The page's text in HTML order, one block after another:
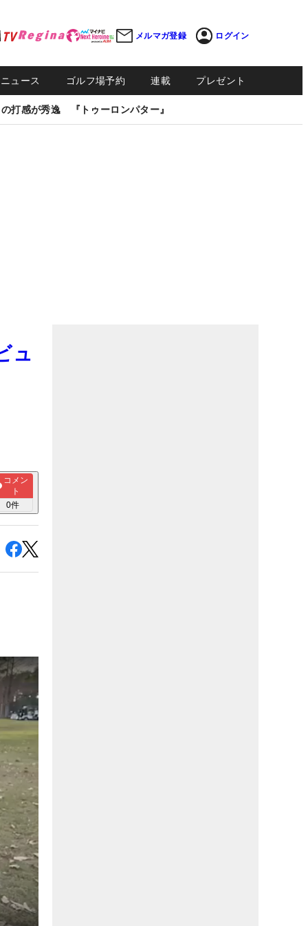
メルマガ登録 ログイン
ュース ゴルフ場予約 連載 プレゼント
打感が秀逸 『トゥーロンパター』
ュ
コメン
ト
0件